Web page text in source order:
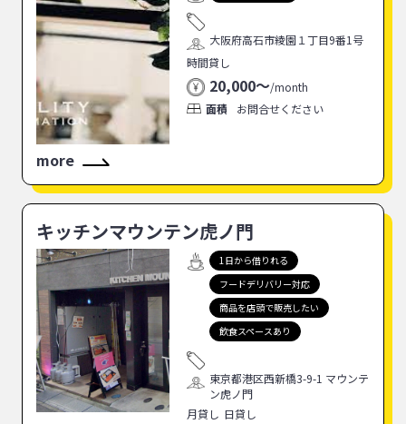
大阪府高石市綾園１丁目9番1号
時間貸し
20,000〜/month
面積
お問合せください
more
キッチンマウンテン虎ノ門
1日から借りれる
フードデリバリー対応
商品を店頭で販売したい
飲食スペースあり
東京都港区西新橋3-9-1 マウンテ
ン虎ノ門
月貸し 日貸し